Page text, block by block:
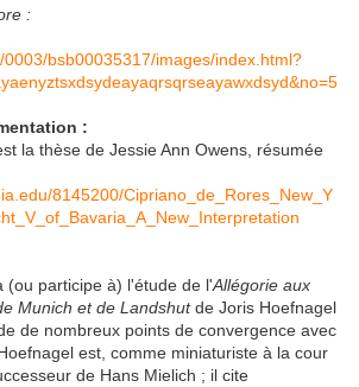
:
bsb00035317/images/index.html?
:
la thèse de Jessie Ann Owens, résumée
8145200/Cipriano_de_Rores_New_Y
(ou participe à) l'étude de l'Allégorie aux
Munich et de Landshutde Joris Hoefnagel
de nombreux points de convergence avec
est, comme miniaturiste à la cour
de Hans Mielich ; il cite